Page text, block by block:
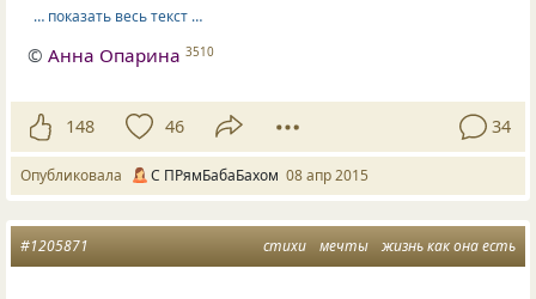
… показать весь текст …
©Анна Опарина 3510
148 46 34
Опубликовала С ПРямБабаБахом 08 апр 2015
стихи мечты жизнь как она есть
#1205871